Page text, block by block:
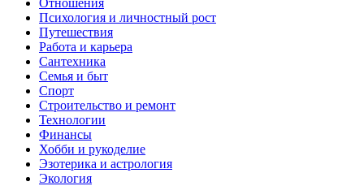
Отношения
Психология и личностный рост
Путешествия
Работа и карьера
Сантехника
Семья и быт
Спорт
Строительство и ремонт
Технологии
Финансы
Хобби и рукоделие
Эзотерика и астрология
Экология